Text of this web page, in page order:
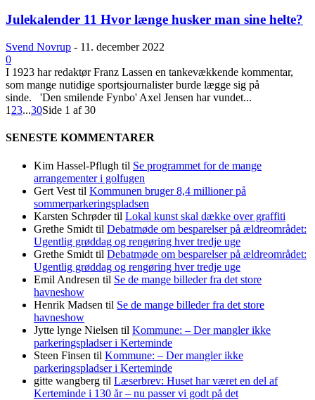
Julekalender 11 Hvor længe husker man sine helte?
Svend Novrup - 11. december 2022
0
I 1923 har redaktør Franz Lassen en tankevækkende kommentar,
som mange nutidige sportsjournalister burde lægge sig på
sinde. 'Den smilende Fynbo' Axel Jensen har vundet...
1 23...30Side 1 af 30
SENESTE KOMMENTARER
Kim Hassel-Pflugh til Se programmet for de mange
arrangementer i golfugen
Gert Vest til Kommunen bruger 8,4 millioner på
sommerparkeringspladsen
Karsten Schrødertil Lokal kunst skal dække over graffiti
Grethe Smidt til Debatmøde om besparelser på ældreområdet:
Ugentlig grøddag og rengøring hver tredje uge
Grethe Smidt til Debatmøde om besparelser på ældreområdet:
Ugentlig grøddag og rengøring hver tredje uge
Emil Andresen til Se de mange billeder fra det store
havneshow
Henrik Madsen til Se de mange billeder fra det store
havneshow
Jytte lynge Nielsen til Kommune: – Der mangler ikke
parkeringspladser i Kerteminde
Steen Finsen til Kommune: – Der mangler ikke
parkeringspladser i Kerteminde
gitte wangberg til Læserbrev: Huset har været en del af
Kerteminde i 130 år – nu passer vi godt på det